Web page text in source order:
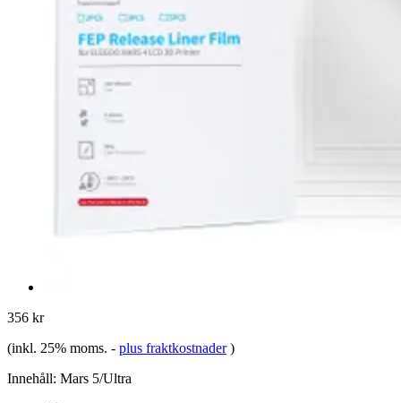
356 kr
(inkl. 25% moms. - plus fraktkostnader )
Innehåll: Mars 5/Ultra